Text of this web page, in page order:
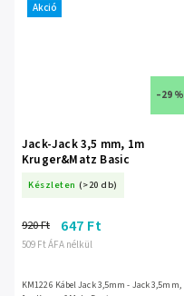
Akció
–29 %
Jack-Jack 3,5 mm, 1m
Kruger&Matz Basic
Készleten (>20 db)
509 Ft ÁFA nélkül
920 Ft 647 Ft
KM1226 Kábel Jack 3,5mm - Jack 3,5mm,